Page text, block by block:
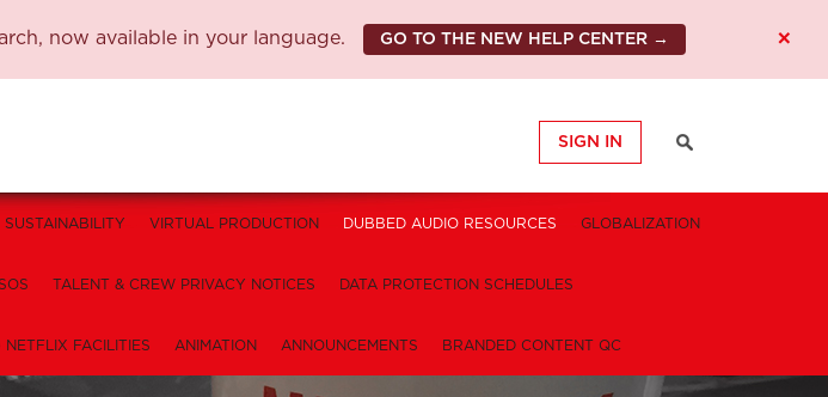
now available in your language. GO TO THE NEW HELP CENTER → ×
SIGN IN
SUSTAINABILITY VIRTUAL PRODUCTION DUBBED AUDIO RESOURCES GLOBALIZATION
TALENT & CREW PRIVACY NOTICES DATA PROTECTION SCHEDULES
FACILITIES ANIMATION ANNOUNCEMENTS BRANDED CONTENT QC